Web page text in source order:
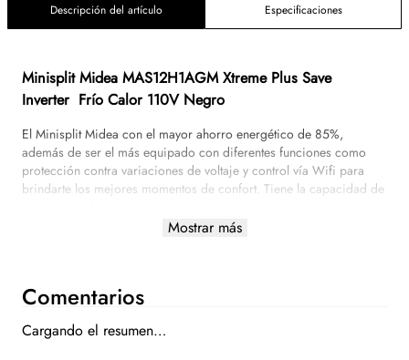
Descripción del artículo Especificaciones
Minisplit Midea MAS12H1AGMXtreme Plus Save
Inverter Frío Calor 110V Negro
El Minisplit Midea con el mayor ahorro energético de 85%,
además de ser el más equipado con diferentes funciones como
protección contra variaciones de voltaje y control vía Wifi para
brindarte los mejores momentos de confort. Tiene la capacidad de
variaciones de temperatura en ± 0,5°C.
Protección de Voltaje Tarjeta de control mejorada para resistir
mayores picos de voltaje manteniendo el minisplit operando de
Mostrar más
Comentarios
Cargando el resumen…